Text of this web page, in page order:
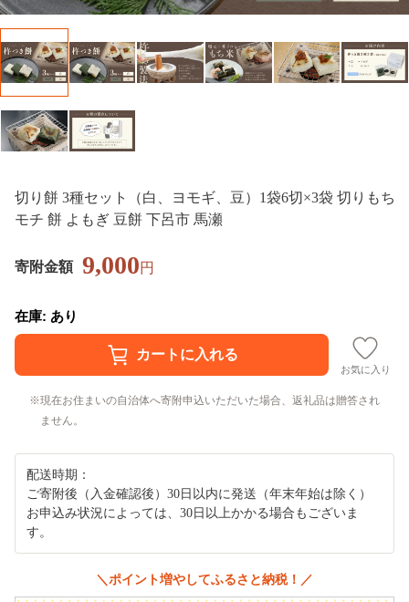
切り餅 3種セット（白、ヨモギ、豆）1袋6切×3袋 切りもち
モチ 餅 よもぎ 豆餅 下呂市 馬瀬
寄附金額 9,000円
在庫: あり
お気に入り
現在お住まいの自治体へ寄附申込いただいた場合、返礼品は贈答され
ません。
配送時期：
ご寄附後（入金確認後）30日以内に発送（年末年始は除く）
お申込み状況によっては、30日以上かかる場合もございま
す。
＼ポイント増やしてふるさと納税！／